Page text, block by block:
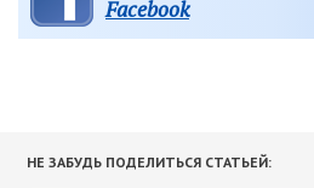
Facebook
НЕ ЗАБУДЬ ПОДЕЛИТЬСЯ СТАТЬЕЙ: